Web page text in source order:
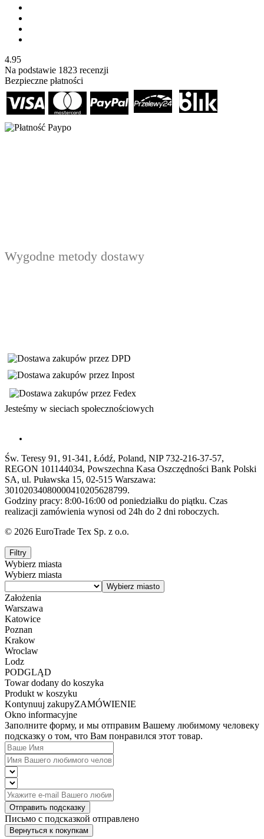
4.95
Na podstawie 1823 recenzji
Bezpieczne płatności
Wygodne metody dostawy
Jesteśmy w sieciach społecznościowych
Św. Teresy 91, 91-341, Łódź, Poland, NIP 732-216-37-57,
REGON 101144034, Powszechna Kasa Oszczędności Bank Polski
SA, ul. Puławska 15, 02-515 Warszawa:
30102034080000410205628799.
Godziny pracy: 8:00-16:00 od poniedziałku do piątku. Czas
realizacji zamówienia wynosi od 24h do 2 dni roboczych.
© 2026 EuroTrade Tex Sp. z o.o.
Filtry
Wybierz miasta
Wybierz miasta
Założenia
Warszawa
Katowice
Poznan
Krakow
Wroclaw
Lodz
PODGLĄD
Towar dodany do koszyka
Produkt w koszyku
Kontynuuj zakupyZAMÓWIENIE
Okno informacyjne
Заполните форму, и мы отправим Вашему любимому человеку
подсказку о том, что Вам понравился этот товар.
Отправить подсказку
Письмо с подсказкой отправлено
Вернуться к покупкам